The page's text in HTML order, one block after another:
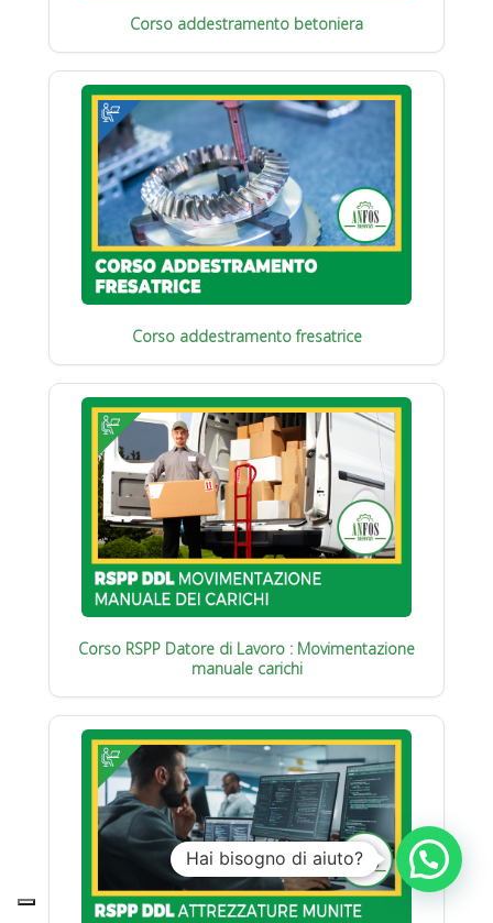
Corso addestramento betoniera
Corso addestramento fresatrice
Corso RSPP Datore di Lavoro : Movimentazione
manuale carichi
Hai bisogno di aiuto?